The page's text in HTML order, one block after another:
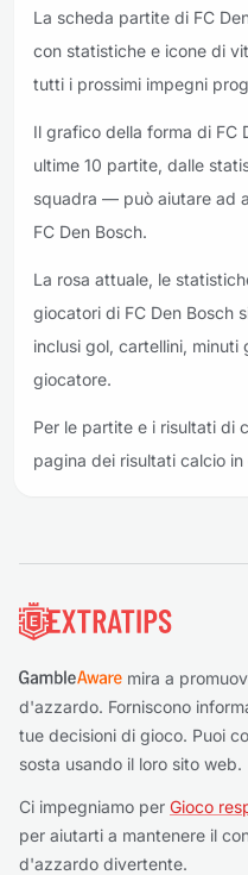
La scheda partite di FC
con statistiche e icone di
tutti i prossimi impegni
Il grafico della forma di FC
ultime 10 partite, dalle
squadra — può aiutare ad
FC Den Bosch.
La rosa attuale, le
giocatori di FC Den Bosch
inclusi gol, cartellini,
giocatore.
Per le partite e i risultati di
pagina dei risultati calcio
mira a
d'azzardo. Forniscono
tue decisioni di gioco. Puoi
sosta usando il loro sito web.
Ci impegniamo per Gioco
per aiutarti a mantenere il
d'azzardo divertente.